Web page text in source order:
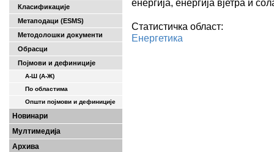
Класификације
Метаподаци (ESMS)
Методолошки документи
Обрасци
Појмови и дефиниције
А-Ш (A-Ж)
По областима
Општи појмови и дефиниције
Новинари
Мултимедија
Архива
енергија, енергија вјетра и
Статистичка област:
Енергетика